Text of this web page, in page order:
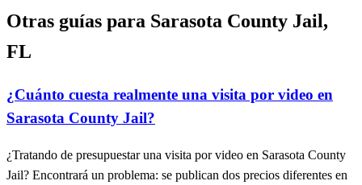
Otras guías para Sarasota County Jail,
FL
¿Cuánto cuesta realmente una visita por video en
Sarasota County Jail?
¿Tratando de presupuestar una visita por video en Sarasota County
Jail? Encontrará un problema: se publican dos precios diferentes en